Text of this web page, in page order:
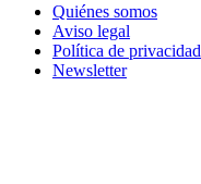
Quiénes somos
Aviso legal
Política de privacidad
Newsletter